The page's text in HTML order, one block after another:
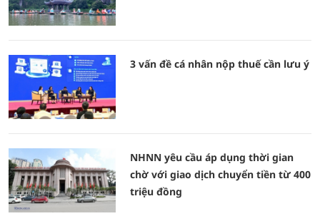
3 vấn đề cá nhân nộp thuế cần lưu ý
NHNN yêu cầu áp dụng thời gian
chờ với giao dịch chuyển tiền từ 400
triệu đồng